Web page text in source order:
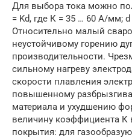
Для выбора тока можно
= Kd, где К = 35 … 60 А/мм;
Относительно малый
неустойчивому горению
производительности.
сильному нагреву
скорости плавления
повышенному
материала и ухудшению
величину коэффициента К
покрытия: для